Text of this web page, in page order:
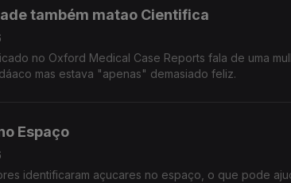
também matao Cientifica
no Oxford Medical Case Reports fala de uma
mas estava "apenas" demasiado feliz.
Espaço
identificaram açucares no espaço, o que pode